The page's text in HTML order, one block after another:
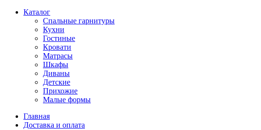
Каталог
Спальные гарнитуры
Кухни
Гостиные
Кровати
Матрасы
Шкафы
Диваны
Детские
Прихожие
Малые формы
Главная
Доставка и оплата